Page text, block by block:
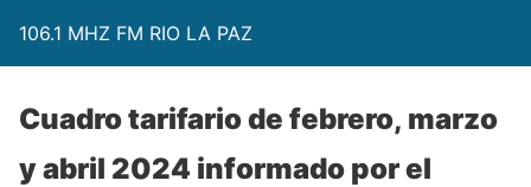
106.1 MHZ FM RIO LA PAZ
Cuadro tarifario de febrero, marzo
y abril 2024 informado por el